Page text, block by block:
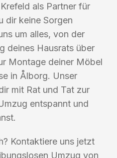
als Partner für
dir keine Sorgen
um alles, von der
deines Hausrats über
Montage deiner Möbel
in Ålborg. Unser
mit Rat und Tat zur
entspannt und
Kontaktiere uns jetzt
Umzug von